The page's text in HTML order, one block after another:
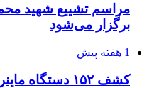
مراسم تشییع شهید
برگزار می‌شود
1 هفته پیش
کشف ۱۵۲ دستگاه ماینر غیرمجاز در لرستان